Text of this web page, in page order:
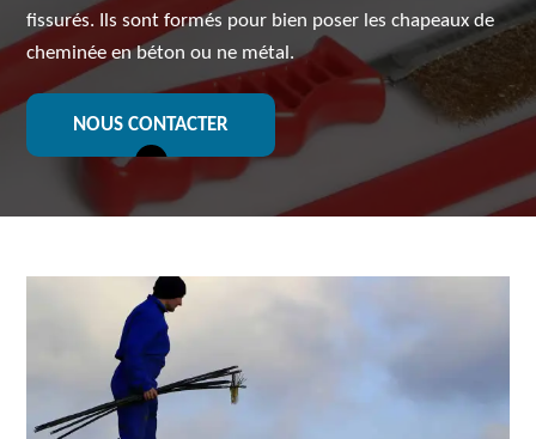
fissurés. Ils sont formés pour bien poser les chapeaux de
cheminée en béton ou ne métal.
NOUS CONTACTER